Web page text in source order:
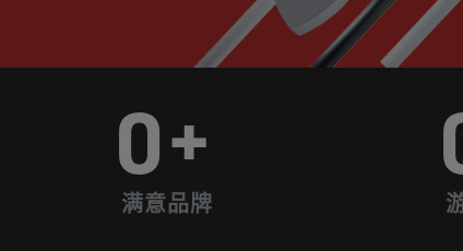
满意品牌
0+